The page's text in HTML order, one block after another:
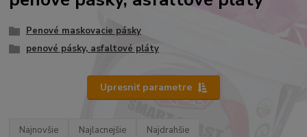
Penové maskovacie pásky
penové pásky, asfaltové pláty
Upresniť parametre
Najnovšie Najlacnejšie Najdrahšie